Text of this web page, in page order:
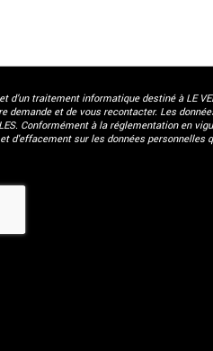
d’un traitement informatique destiné àLE
demande et de vous recontacter. Les
Conformément à la réglementation en
d'effacement sur les données personnelles